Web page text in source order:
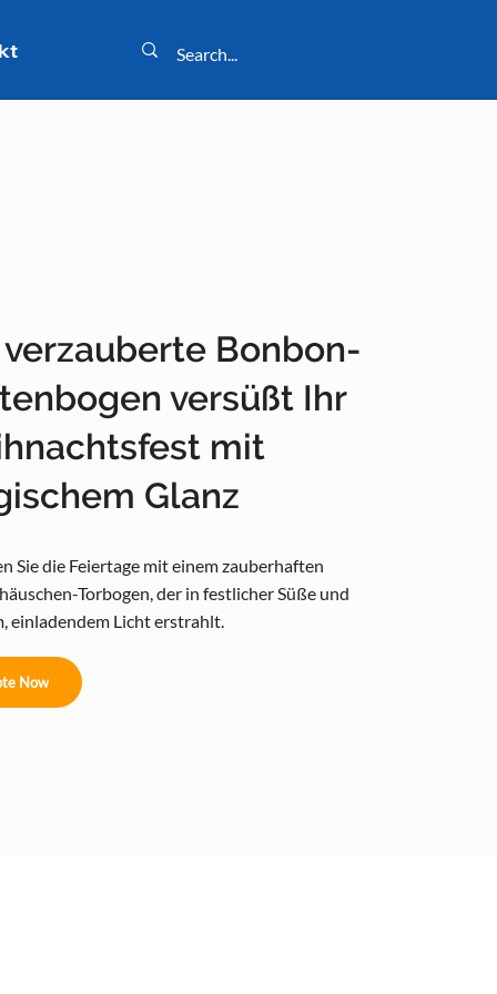
Bonbon-
versüßt Ihr
mit
Glanz
Sie die Feiertage mit einem zauberhaften
Torbogen, der in festlicher Süße und
einladendem Licht erstrahlt.
Now